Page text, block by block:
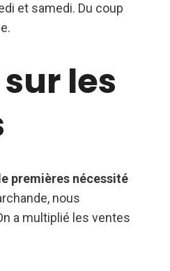
et samedi. Du coup
les
premières nécessité
nous
a multiplié les ventes